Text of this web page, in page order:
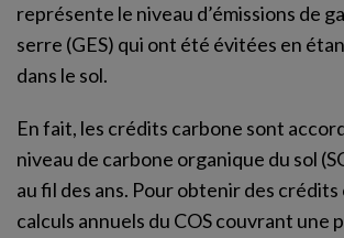
représente le niveau d’émissions de
serre (GES) qui ont été évitées en
dans le sol.
En fait, les crédits carbone sont
niveau de carbone organique du sol
au fil des ans. Pour obtenir des crédits
calculs annuels du COS couvrant une